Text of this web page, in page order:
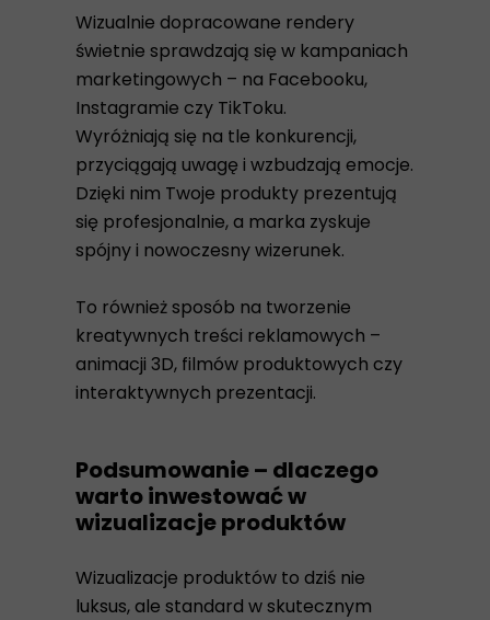
Wizualnie dopracowane rendery
świetnie sprawdzają się w kampaniach
marketingowych – na Facebooku,
Instagramie czy TikToku.
Wyróżniają się na tle konkurencji,
przyciągają uwagę i wzbudzają emocje.
Dzięki nim Twoje produkty prezentują
się profesjonalnie, a marka zyskuje
spójny i nowoczesny wizerunek.
To również sposób na tworzenie
kreatywnych treści reklamowych –
animacji 3D, filmów produktowych czy
interaktywnych prezentacji.
Podsumowanie – dlaczego
warto inwestować w
wizualizacje produktów
Wizualizacje produktów to dziś nie
luksus, ale standard w skutecznym